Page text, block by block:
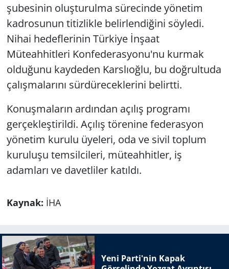
şubesinin oluşturulma sürecinde yönetim
kadrosunun titizlikle belirlendiğini söyledi.
Nihai hedeflerinin Türkiye İnşaat
Müteahhitleri Konfederasyonu'nu kurmak
olduğunu kaydeden Karslıoğlu, bu doğrultuda
çalışmalarını sürdüreceklerini belirtti.
Konuşmaların ardından açılış programı
gerçekleştirildi. Açılış törenine federasyon
yönetim kurulu üyeleri, oda ve sivil toplum
kuruluşu temsilcileri, müteahhitler, iş
adamları ve davetliler katıldı.
Kaynak: İHA
Yeni Parti'nin Kapak